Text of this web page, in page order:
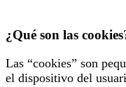
¿Qué son las
Las “cookies” son
el dispositivo del